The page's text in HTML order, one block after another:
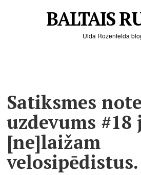
BALTAIS
Ulda Rozenfelda
Satiksmes
uzdevums #18
[ne]laižam
velosipēdistus.